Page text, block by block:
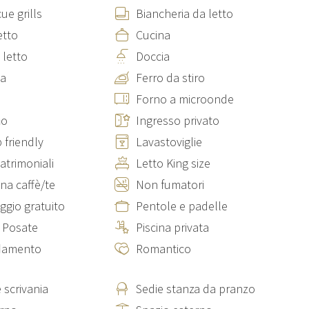
che salendo un'ampia scala in pietra serena. Questo
con bagno ensuite (con doccia) e tv; 3 matrimoniali
e una con letto alla francese); 1 doppia con letti
vasca e l'altro con vasca e doccia).
è composta da: 1 camera singola, 1 camera matrimoniale,
divano letto singolo, poltrone, tv, angolo lettura e libreria.
da cui si può ammirare un bellissimo panorama sulla
grills
Biancheria da letto
Cucina
letto
Doccia
Ferro da stiro
Forno a microonde
Ingresso privato
friendly
Lavastoviglie
Letto King size
caffè/te
Non fumatori
gratuito
Pentole e padelle
Piscina privata
Romantico
scrivania
Sedie stanza da pranzo